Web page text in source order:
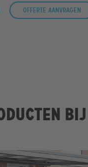
Offerte aanvragen